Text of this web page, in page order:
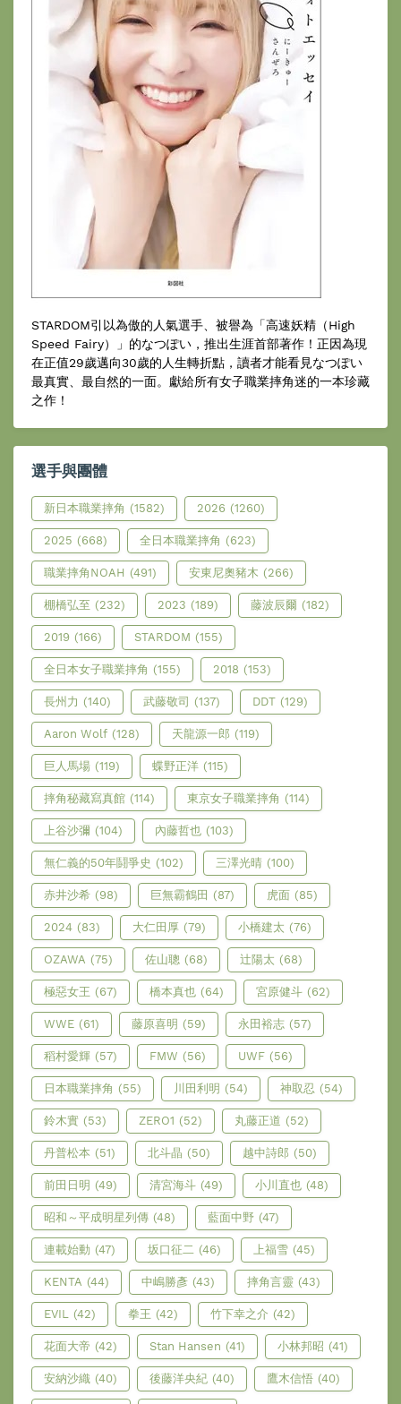
STARDOM引以為傲的人氣選手、被譽為「高速妖精（High
Speed Fairy）」的なつぽい，推出生涯首部著作！正因為現
在正值29歲邁向30歲的人生轉折點，讀者才能看見なつぽい
最真實、最自然的一面。獻給所有女子職業摔角迷的一本珍藏
之作！
選手與團體
新日本職業摔角 (1582) 2026 (1260)
2025 (668) 全日本職業摔角 (623)
職業摔角NOAH (491) 安東尼奧豬木 (266)
棚橋弘至 (232) 2023 (189) 藤波辰爾 (182)
2019 (166) STARDOM (155)
全日本女子職業摔角 (155) 2018 (153)
長州力 (140) 武藤敬司 (137) DDT (129)
Aaron Wolf (128) 天龍源一郎 (119)
巨人馬場 (119) 蝶野正洋 (115)
摔角秘藏寫真館 (114) 東京女子職業摔角 (114)
上谷沙彌 (104) 內藤哲也 (103)
無仁義的50年鬪爭史 (102) 三澤光晴 (100)
赤井沙希 (98) 巨無霸鶴田 (87) 虎面 (85)
2024 (83) 大仁田厚 (79) 小橋建太 (76)
OZAWA (75) 佐山聰 (68) 辻陽太 (68)
極惡女王 (67) 橋本真也 (64) 宮原健斗 (62)
WWE (61) 藤原喜明 (59) 永田裕志 (57)
稻村愛輝 (57) FMW (56) UWF (56)
日本職業摔角 (55) 川田利明 (54) 神取忍 (54)
鈴木實 (53) ZERO1 (52) 丸藤正道 (52)
丹普松本 (51) 北斗晶 (50) 越中詩郎 (50)
前田日明 (49) 清宮海斗 (49) 小川直也 (48)
昭和～平成明星列傳 (48) 藍面中野 (47)
連載始動 (47) 坂口征二 (46) 上福雪 (45)
KENTA (44) 中嶋勝彥 (43) 摔角言靈 (43)
EVIL (42) 拳王 (42) 竹下幸之介 (42)
花面大帝 (42) Stan Hansen (41) 小林邦昭 (41)
安納沙織 (40) 後藤洋央紀 (40) 鷹木信悟 (40)